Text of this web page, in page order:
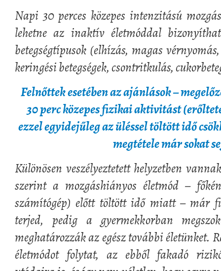
Napi 30 perces közepes intenzitású
lehetne az inaktív életmóddal
betegségtípusok (elhízás, magas
keringési betegségek, csontritkulás,
Felnőttek esetében az ajánlások –
30 perc közepes fizikai aktivitást
ezzel egyidejűleg az üléssel töltött idő
megtétele már sokat
Különösen veszélyeztetett helyzetben
szerint a mozgáshiányos életmód –
számítógép) előtt töltött idő miatt – már
terjed, pedig a gyermekkorban
meghatározzák az egész további életünket.
életmódot folytat, az ebből fakadó